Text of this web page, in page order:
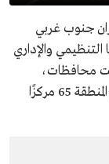
جنوب غربي
والإداري
الصادر عام 1412هـ/ 1992م ست محافظات،
إضافة إلى مدينة نجران عاصمتها الإدارية، وتضم المنطقة 65 مركزًا